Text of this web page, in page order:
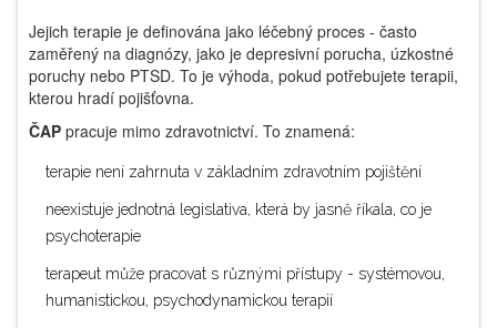
Jejich terapie je definována jako léčebný proces - často
zaměřený na diagnózy, jako je depresivní porucha, úzkostné
poruchy nebo PTSD. To je výhoda, pokud potřebujete terapii,
kterou hradí pojišťovna.
ČAP pracuje mimo zdravotnictví. To znamená:
terapie není zahrnuta v základním zdravotním pojištění
neexistuje jednotná legislativa, která by jasně říkala, co je
psychoterapie
terapeut může pracovat s různými přístupy - systémovou,
humanistickou, psychodynamickou terapií